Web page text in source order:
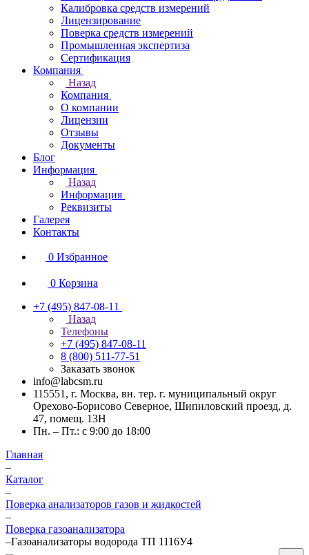
Калибровка средств измерений
Лицензирование
Поверка средств измерений
Промышленная экспертиза
Сертификация
Компания
Назад
Компания
О компании
Лицензии
Отзывы
Документы
Блог
Информация
Назад
Информация
Реквизиты
Галерея
Контакты
0 Избранное
0 Корзина
+7 (495) 847-08-11
Назад
Телефоны
+7 (495) 847-08-11
8 (800) 511-77-51
Заказать звонок
info@labcsm.ru
115551, г. Москва, вн. тер. г. муниципальный округ
Орехово-Борисово Северное, Шипиловский проезд, д.
47, помещ. 13Н
Пн. – Пт.: с 9:00 до 18:00
Главная
–
Каталог
–
Поверка анализаторов газов и жидкостей
–
Поверка газоанализатора
–Газоанализаторы водорода ТП 1116У4